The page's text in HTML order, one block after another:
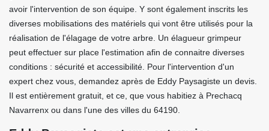
avoir l'intervention de son équipe. Y sont également inscrits les
diverses mobilisations des matériels qui vont être utilisés pour la
réalisation de l'élagage de votre arbre. Un élagueur grimpeur
peut effectuer sur place l'estimation afin de connaitre diverses
conditions : sécurité et accessibilité. Pour l'intervention d'un
expert chez vous, demandez après de Eddy Paysagiste un devis.
Il est entièrement gratuit, et ce, que vous habitiez à Prechacq
Navarrenx ou dans l'une des villes du 64190.